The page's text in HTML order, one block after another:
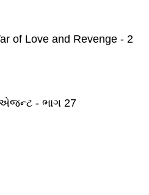
of Love and Revenge - 2
- ભાગ 27